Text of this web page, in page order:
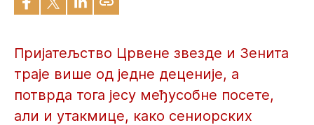
Пријатељство Црвене звезде и Зенита
траје више од једне деценије, а
потврда тога јесу међусобне посете,
али и утакмице, како сениорских